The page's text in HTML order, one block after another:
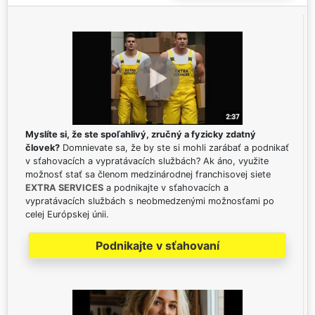
Myslíte si, že ste spoľahlivý, zručný a fyzicky zdatný
človek? Domnievate sa, že by ste si mohli zarábať a podnikať
v sťahovacích a vypratávacích službách? Ak áno, využite
možnosť stať sa členom medzinárodnej franchisovej siete
EXTRA SERVICES a podnikajte v sťahovacích a
vypratávacích službách s neobmedzenými možnosťami po
celej Európskej únii.
Podnikajte v sťahovaní